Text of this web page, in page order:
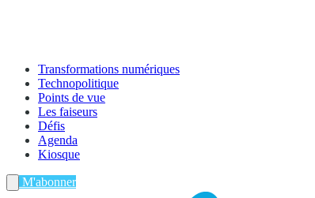
Transformations numériques
Technopolitique
Points de vue
Les faiseurs
Défis
Agenda
Kiosque
M'abonner